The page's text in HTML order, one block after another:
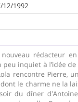
12/1992
rédacteur
inquiet à l’idée
rencontre Pierre,
le charme ne la
du dîner